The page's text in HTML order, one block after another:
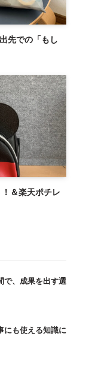
先での「もし
＆楽天ポチレ
で、成果を出す選
にも使える知識に